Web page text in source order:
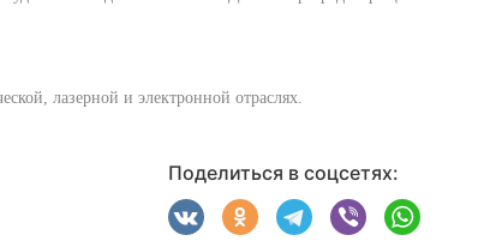
лазерной и электронной отраслях.
Поделиться в соцсетях: